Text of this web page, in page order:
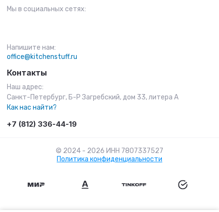
Мы в социальных сетях:
Напишите нам:
office@kitchenstuff.ru
Контакты
Наш адрес:
Санкт-Петербург, Б-Р Загребский, дом 33, литера А
Как нас найти?
+7 (812) 336-44-19
© 2024 - 2026 ИНН 7807337527
Политика конфиденциальности